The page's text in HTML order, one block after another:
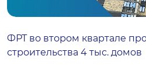
ФРТ во втором квартале
строительства 4 тыс. домов